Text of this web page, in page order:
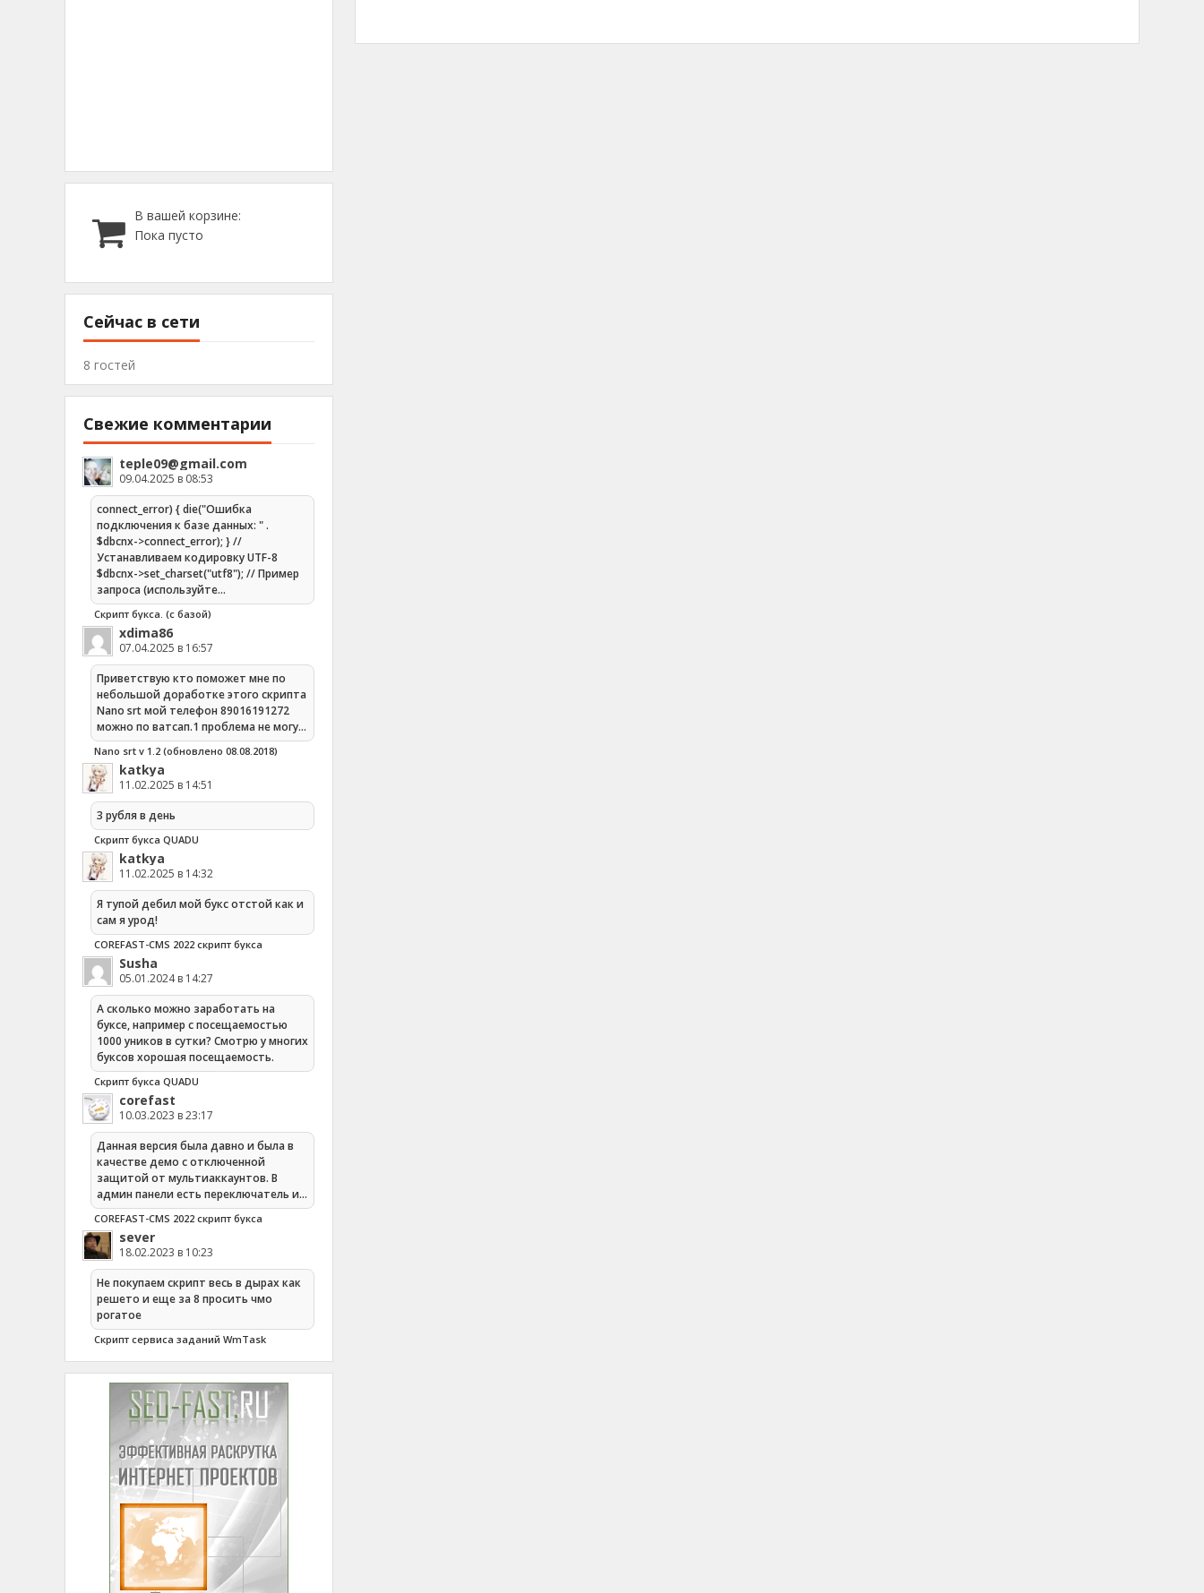
В вашей корзине:
Пока пусто
Сейчас в сети
8 гостей
Свежие комментарии
teple09@gmail.com
09.04.2025 в 08:53
connect_error) { die("Ошибка
подключения к базе данных: " .
$dbcnx->connect_error); } //
Устанавливаем кодировку UTF-8
$dbcnx->set_charset("utf8"); // Пример
запроса (используйте…
Скрипт букса. (с базой)
xdima86
07.04.2025 в 16:57
Приветствую кто поможет мне по
небольшой доработке этого скрипта
Nano srt мой телефон 89016191272
можно по ватсап.1 проблема не могу…
Nano srt v 1.2 (обновлено 08.08.2018)
katkya
11.02.2025 в 14:51
3 рубля в день
Скрипт букса QUADU
katkya
11.02.2025 в 14:32
Я тупой дебил мой букс отстой как и
сам я урод!
COREFAST-CMS 2022 скрипт букса
Susha
05.01.2024 в 14:27
А сколько можно заработать на
буксе, например с посещаемостью
1000 уников в сутки? Смотрю у многих
буксов хорошая посещаемость.
Скрипт букса QUADU
corefast
10.03.2023 в 23:17
Данная версия была давно и была в
качестве демо с отключенной
защитой от мультиаккаунтов. В
админ панели есть переключатель и…
COREFAST-CMS 2022 скрипт букса
sever
18.02.2023 в 10:23
Не покупаем скрипт весь в дырах как
решето и еще за 8 просить чмо
рогатое
Cкрипт сервиса заданий WmTask